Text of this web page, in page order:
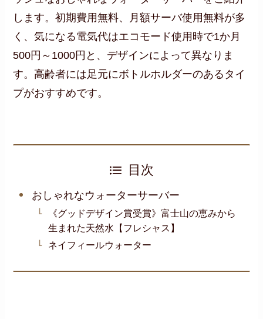
します。初期費用無料、月額サーバ使用無料が多
く、気になる電気代はエコモード使用時で1か月
500円～1000円と、デザインによって異なりま
す。高齢者には足元にボトルホルダーのあるタイ
プがおすすめです。
目次
おしゃれなウォーターサーバー
《グッドデザイン賞受賞》富士山の恵みから
生まれた天然水【フレシャス】
ネイフィールウォーター